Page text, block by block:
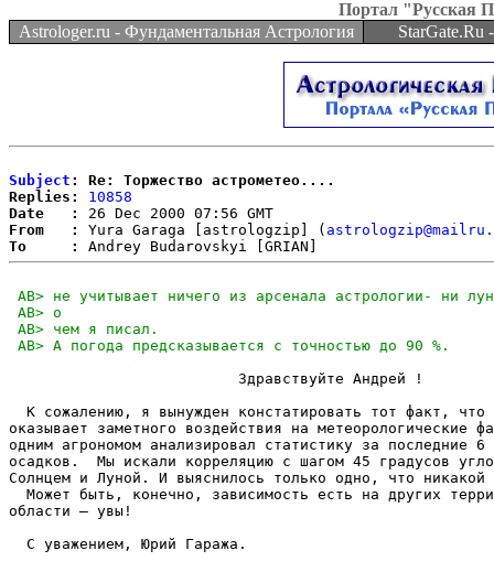
Портал "Русская
Astrologer.ru - Фундаментальная Астрология
StarGate.Ru
Subject : Re: Торжество астрометео....
Replies:
10858
Date   :
From   :
Yura Garaga [astrologzip] (
To     :
                          Здравствуйте Андрей !
К сожалению, я вынужден констатировать тот факт, что
оказывает заметного воздействия на метеорологические
одним агрономом анализировал статистику за последние
осадков.  Мы искали корреляцию с шагом 45 градусов
Солнцем и Луной. И выяснилось только одно, что никакой
Может быть, конечно, зависимость есть на других
области – увы!
  С уважением, Юрий Гаража.